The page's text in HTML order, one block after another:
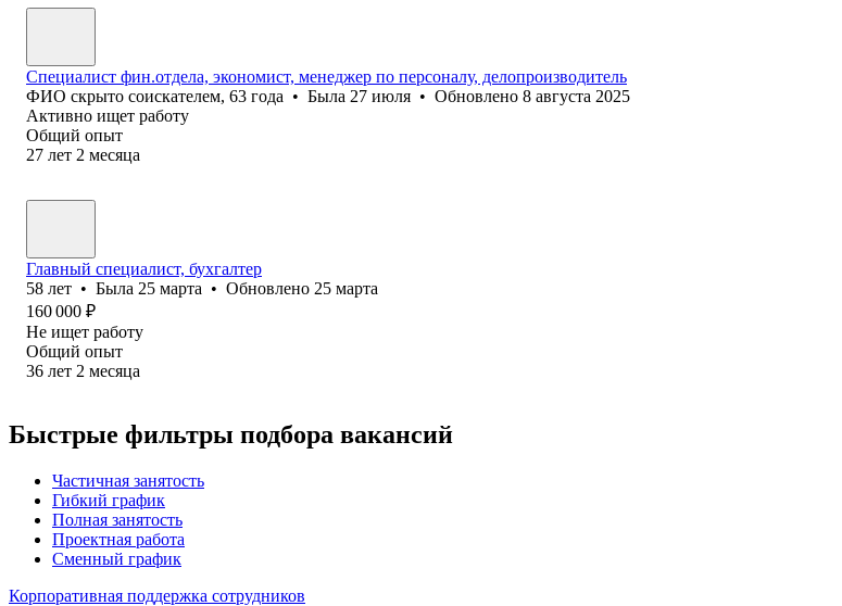
Специалист фин.отдела, экономист, менеджер по персоналу, делопроизводитель
ФИО скрыто соискателем, 63 года • Была 27 июля • Обновлено 8 августа 2025
Активно ищет работу
Общий опыт
27 лет 2 месяца
Главный специалист, бухгалтер
58 лет • Была 25 марта • Обновлено 25 марта
160 000 ₽
Не ищет работу
Общий опыт
36 лет 2 месяца
Быстрые фильтры подбора вакансий
Частичная занятость
Гибкий график
Полная занятость
Проектная работа
Сменный график
Корпоративная поддержка сотрудников